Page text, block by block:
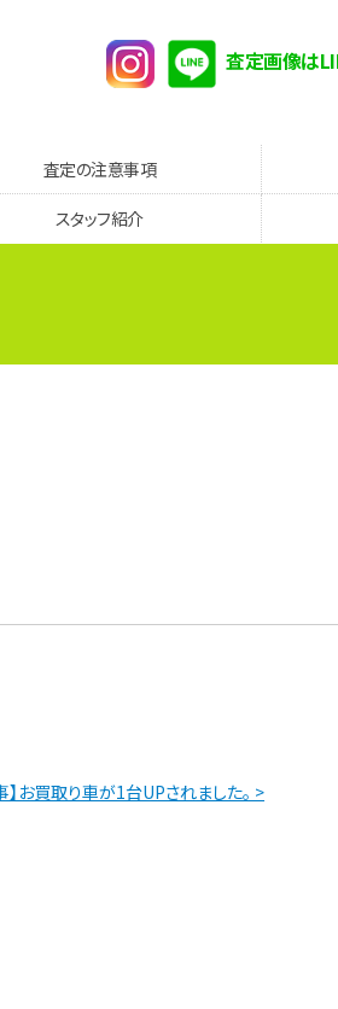
査定画像は
査定の注意事項
スタッフ紹介
】お買取り車が1台UPされました。 >